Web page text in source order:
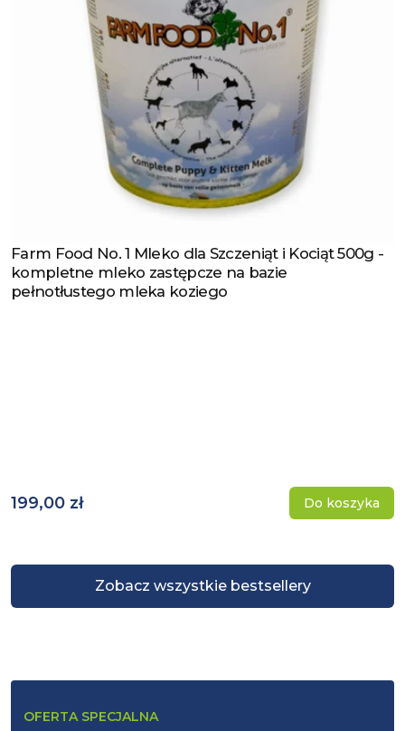
Zobacz wszystkie bestsellery
Zobacz produkt
Farm Food No. 1 Mleko dla Szczeniąt i Kociąt 500g -
kompletne mleko zastępcze na bazie
pełnotłustego mleka koziego
199,00 zł Do koszyka
OFERTA SPECJALNA